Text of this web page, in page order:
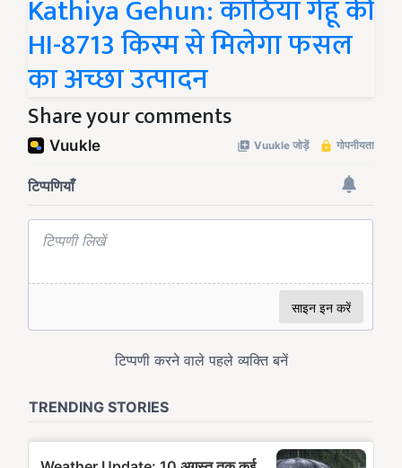
Kathiya Gehun: काठिया गेहूं की
HI-8713 किस्म से मिलेगा फसल
का अच्छा उत्पादन
Share your comments